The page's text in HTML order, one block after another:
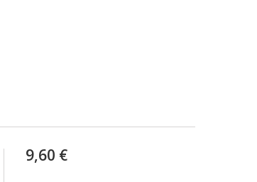
9,60 €